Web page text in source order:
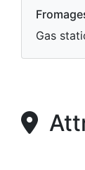
Gas